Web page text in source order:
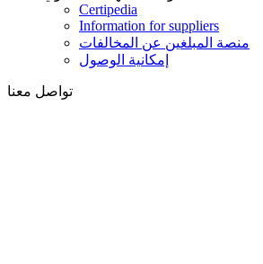
Certipedia
Information for suppliers
منصة المبلغين عن المخالفات
إمكانية الوصول
تواصل معنا